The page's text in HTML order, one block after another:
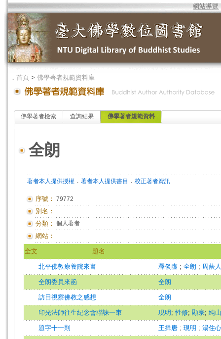
網站導覽
． 首頁 > 佛學著者規範資料庫
佛學著者檢索 查詢結果 佛學著者規範資料
全朗
著者本人提供授權 ． 著者本人提供書目 ． 校正著者資訊
序號： 79772
別名：
分類： 個人著者
網站：
全文 題名
北平佛教療養院來書 釋倓虛 ; 全朗 ; 周蔭人
全朗委員來函 全朗
訪日視察佛教之感想 全朗
印光法師往生紀念會聯誄一束 現明 ;性修; 顯宗; 純山
題字十一則 王揖唐 ; 現明 ; 湯住